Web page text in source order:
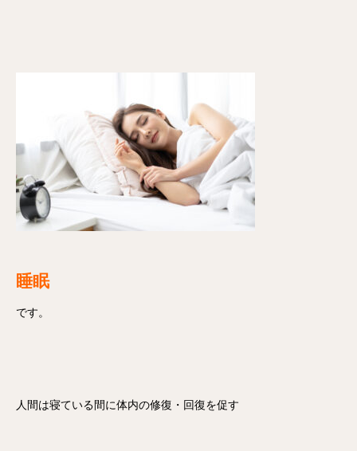
睡眠
です。
人間は寝ている間に体内の修復・回復を促す